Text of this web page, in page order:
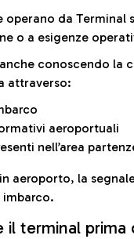
operano da
o a esigenze
conoscendo la
attraverso:
aeroportuali
nell’area
aeroporto, la
il terminal prima